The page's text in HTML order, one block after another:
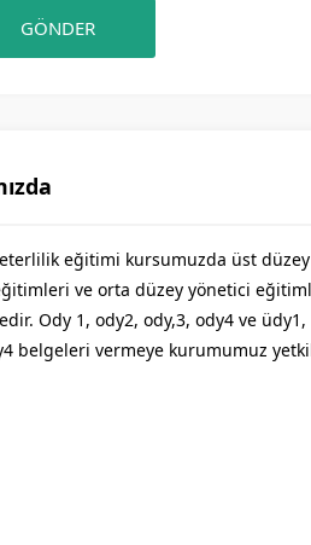
eğitimi kursumuzda üst düzey
ve orta düzey yönetici
Ody 1, ody2, ody,3, ody4 ve üdy1,
belgeleri vermeye kurumumuz